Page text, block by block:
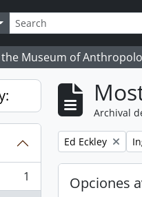
options
Museum of
1
Archival
Remove filter:
Ed Eckley
Opciones